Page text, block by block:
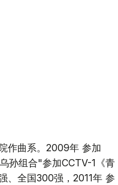
作曲系。2009年 参加
孙组合"参加CCTV-1《青
、全国300强，2011年 参